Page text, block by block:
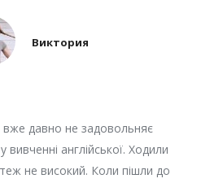
Виктория
вже давно не задовольняє
англійської. Ходили
не високий. Коли пішли до